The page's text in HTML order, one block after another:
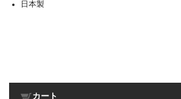
日本製
カート